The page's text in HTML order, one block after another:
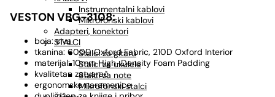
Instrumentalni kablovi
Mikrofonski kablovi
Adapteri, konektori
STALCI
Stalci za gitaru
Stalci za ukulele
Stalci za note
Mikrofonski stalci
VESTON VBG-3108:
boja: siva
tkanina: 600D Oxford Fabric, 210D Oxford Interior
materijal: 10mm High-Density Foam Padding
kvalitetan zatvarač
ergonomske naramenice